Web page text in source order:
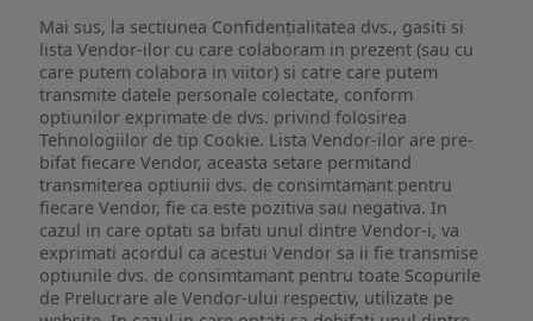
Mai sus, la sectiunea Confidențialitatea dvs., gasiti si
lista Vendor-ilor cu care colaboram in prezent (sau cu
care putem colabora in viitor) si catre care putem
transmite datele personale colectate, conform
optiunilor exprimate de dvs. privind folosirea
Tehnologiilor de tip Cookie. Lista Vendor-ilor are pre-
bifat fiecare Vendor, aceasta setare permitand
transmiterea optiunii dvs. de consimtamant pentru
fiecare Vendor, fie ca este pozitiva sau negativa. In
cazul in care optati sa bifati unul dintre Vendor-i, va
exprimati acordul ca acestui Vendor sa ii fie transmise
optiunile dvs. de consimtamant pentru toate Scopurile
de Prelucrare ale Vendor-ului respectiv, utilizate pe